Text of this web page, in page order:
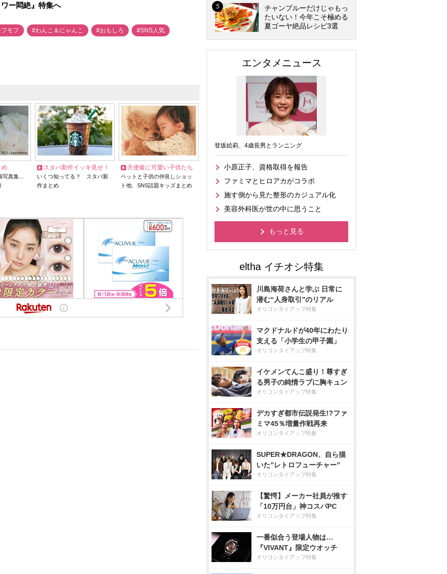
ー悶絶』特集へ
モフ #わんこ＆にゃんこ #おもしろ #SNS人気
め
写真集…
スタバ新作イッキ見せ！
いくつ知ってる？ スタバ新
作まとめ
天使級に可愛い子供たち
ペットと子供の仲良しショッ
ト他、SNS話題キッズまとめ
チャンプルーだけじゃもっ
たいない！今年こそ極める
夏ゴーヤ絶品レシピ3選
エンタメニュース
登坂絵莉、4歳長男とランニング
小原正子、資格取得を報告
ファミマとヒロアカがコラボ
施す側から見た整形のカジュアル化
美容外科医が世の中に思うこと
もっと見る
川島海荷さんと学ぶ 日常に
潜む“人身取引”のリアル
オリコンタイアップ特集
マクドナルドが40年にわたり
支える「小学生の甲子園」
オリコンタイアップ特集
イケメンてんこ盛り！尊すぎ
る男子の純情ラブに胸キュン
オリコンタイアップ特集
デカすぎ都市伝説発生!?ファ
ミマ45％増量作戦再来
オリコンタイアップ特集
SUPER★DRAGON、自ら描
いた”レトロフューチャー”
オリコンタイアップ特集
【驚愕】メーカー社員が推す
「10万円台」神コスパPC
オリコンタイアップ特集
一番似合う登場人物は…
『VIVANT』限定ウオッチ
オリコンタイアップ特集